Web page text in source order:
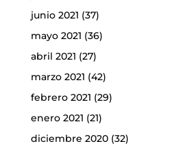
junio 2021 (37)
mayo 2021 (36)
abril 2021 (27)
marzo 2021 (42)
febrero 2021 (29)
enero 2021 (21)
diciembre 2020(32)